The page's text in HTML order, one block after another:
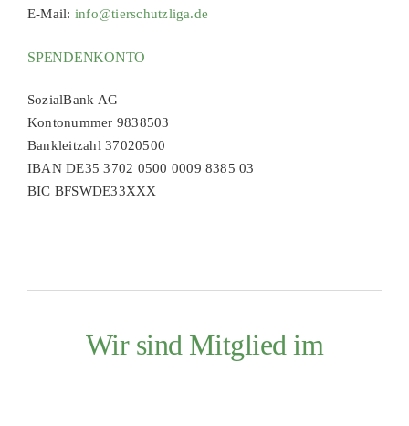
E-Mail: info@tierschutzliga.de
SPENDENKONTO
SozialBank AG
Kontonummer 9838503
Bankleitzahl 37020500
IBAN DE35 3702 0500 0009 8385 03
BIC BFSWDE33XXX
Wir sind Mitglied im